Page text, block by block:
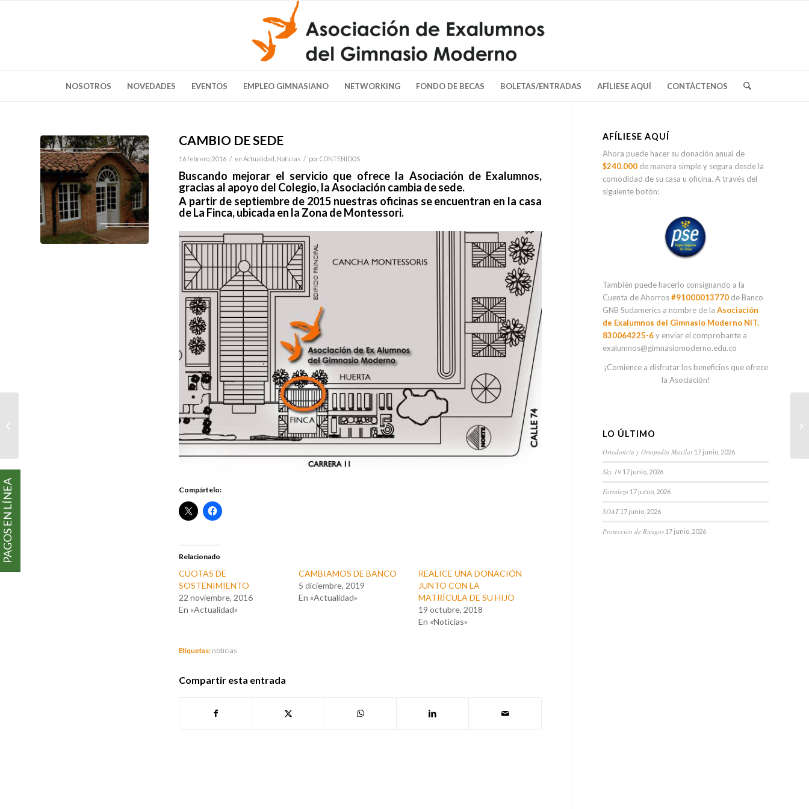
NOSOTROS NOVEDADES EVENTOS EMPLEO GIMNASIANO NETWORKING FONDO DE BECAS BOLETAS/ENTRADAS AFÍLIESE AQUÍ CONTÁCTENOS
CAMBIO DE SEDE
16 febrero, 2016 / en Actualidad Noticias / por CONTENIDOS
Buscando mejorar el servicio que ofrece la Asociación de Exalumnos,
gracias al apoyo del Colegio, la Asociación cambia de sede.
A partir de septiembre de 2015 nuestras oficinas se encuentran en la casa
de La Finca, ubicada en la Zona de Montessori.
Compártelo:
Relacionado
CUOTAS DE
SOSTENIMIENTO
22 noviembre, 2016
En «Actualidad»
CAMBIAMOS DE BANCO
5 diciembre, 2019
En «Actualidad»
REALICE UNA DONACIÓN
JUNTO CON LA
MATRÍCULA DE SU HIJO
19 octubre, 2018
En «Noticias»
Etiquetas: noticias
Compartir esta entrada
AFÍLIESE AQUÍ
Ahora puede hacer su donación anual de
$240.000 de manera simple y segura desde la
comodidad de su casa u oficina. A través del
siguiente botón:
También puede hacerlo consignando a la
Cuenta de Ahorros#91000013770 de Banco
GNB Sudamerics a nombre de laAsociación
de Exalumnos del Gimnasio Moderno NIT.
830064225-6y enviar el comprobante a
exalumnos@gimnasiomoderno.edu.co
¡Comience a disfrutar los beneficios que ofrece
la Asociación!
LO ÚLTIMO
Ortodoncia y Ortopedia Maxilar 17 junio, 2026
Sky 19 17 junio, 2026
Fortaleza 17 junio, 2026
SOAT 17 junio, 2026
Protección de Riesgos 17 junio, 2026
PAGOS EN LÍNEA